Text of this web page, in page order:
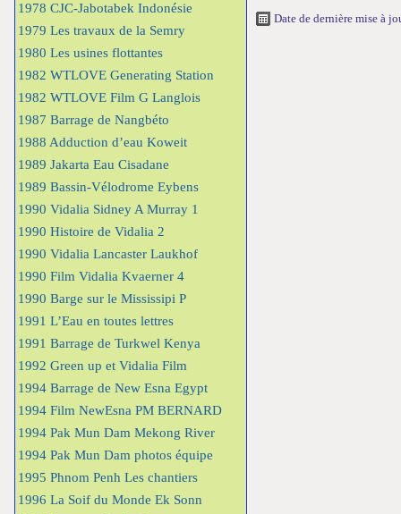
1978 CJC-Jabotabek Indonésie
1979 Les travaux de la Semry
1980 Les usines flottantes
1982 WTLOVE Generating Station
1982 WTLOVE Film G Langlois
1987 Barrage de Nangbéto
1988 Adduction d’eau Koweit
1989 Jakarta Eau Cisadane
1989 Bassin-Vélodrome Eybens
1990 Vidalia Sidney A Murray 1
1990 Histoire de Vidalia 2
1990 Vidalia Lancaster Laukhof
1990 Film Vidalia Kvaerner 4
1990 Barge sur le Mississipi P
1991 L’Eau en toutes lettres
1991 Barrage de Turkwel Kenya
1992 Green up et Vidalia Film
1994 Barrage de New Esna Egypt
1994 Film NewEsna PM BERNARD
1994 Pak Mun Dam Mekong River
1994 Pak Mun Dam photos équipe
1995 Phnom Penh Les chantiers
1996 La Soif du Monde Ek Sonn
Date de dernière mise à